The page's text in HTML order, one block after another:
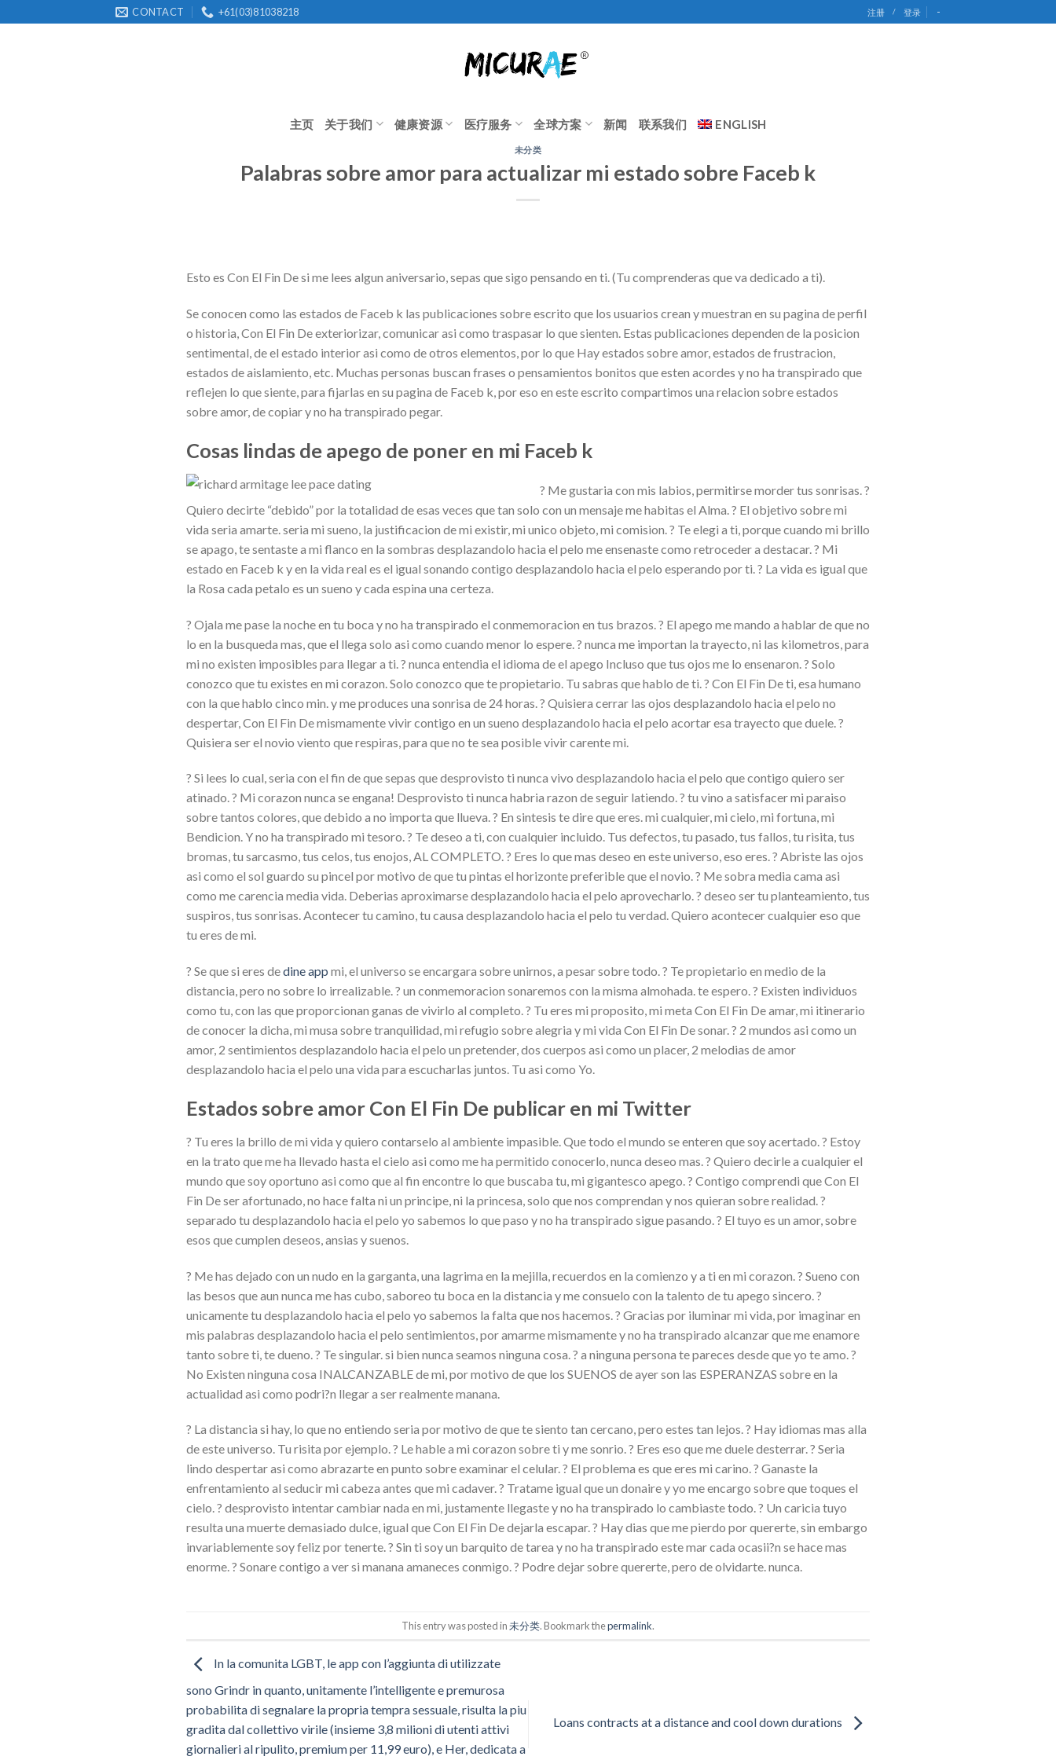
to
CONTACT +61(03)81038218 注册 / 登录 -
主页 关于我们 健康资源 医疗服务 全球方案 新闻 联系我们 ENGLISH
未分类
Palabras sobre amor para actualizar mi estado sobre Faceb k
Esto es Con El Fin De si me lees algun aniversario, sepas que sigo pensando en ti. (Tu comprenderas que va dedicado a ti).
Se conocen como las estados de Faceb k las publicaciones sobre escrito que los usuarios crean y muestran en su pagina de perfil
o historia, Con El Fin De exteriorizar, comunicar asi como traspasar lo que sienten. Estas publicaciones dependen de la posicion
sentimental, de el estado interior asi como de otros elementos, por lo que Hay estados sobre amor, estados de frustracion,
estados de aislamiento, etc. Muchas personas buscan frases o pensamientos bonitos que esten acordes y no ha transpirado que
reflejen lo que siente, para fijarlas en su pagina de Faceb k, por eso en este escrito compartimos una relacion sobre estados
sobre amor, de copiar y no ha transpirado pegar.
Cosas lindas de apego de poner en mi Faceb k
? Me gustaria con mis labios, permitirse morder tus sonrisas. ?
Quiero decirte “debido” por la totalidad de esas veces que tan solo con un mensaje me habitas el Alma. ? El objetivo sobre mi
vida seria amarte. seria mi sueno, la justificacion de mi existir, mi unico objeto, mi comision. ? Te elegi a ti, porque cuando mi brillo
se apago, te sentaste a mi flanco en la sombras desplazandolo hacia el pelo me ensenaste como retroceder a destacar. ? Mi
estado en Faceb k y en la vida real es el igual sonando contigo desplazandolo hacia el pelo esperando por ti. ? La vida es igual que
la Rosa cada petalo es un sueno y cada espina una certeza.
? Ojala me pase la noche en tu boca y no ha transpirado el conmemoracion en tus brazos. ? El apego me mando a hablar de que no
lo en la busqueda mas, que el llega solo asi como cuando menor lo espere. ? nunca me importan la trayecto, ni las kilometros, para
mi no existen imposibles para llegar a ti. ? nunca entendia el idioma de el apego Incluso que tus ojos me lo ensenaron. ? Solo
conozco que tu existes en mi corazon. Solo conozco que te propietario. Tu sabras que hablo de ti. ? Con El Fin De ti, esa humano
con la que hablo cinco min. y me produces una sonrisa de 24 horas. ? Quisiera cerrar las ojos desplazandolo hacia el pelo no
despertar, Con El Fin De mismamente vivir contigo en un sueno desplazandolo hacia el pelo acortar esa trayecto que duele. ?
Quisiera ser el novio viento que respiras, para que no te sea posible vivir carente mi.
? Si lees lo cual, seria con el fin de que sepas que desprovisto ti nunca vivo desplazandolo hacia el pelo que contigo quiero ser
atinado. ? Mi corazon nunca se engana! Desprovisto ti nunca habria razon de seguir latiendo. ? tu vino a satisfacer mi paraiso
sobre tantos colores, que debido a no importa que llueva. ? En sintesis te dire que eres. mi cualquier, mi cielo, mi fortuna, mi
Bendicion. Y no ha transpirado mi tesoro. ? Te deseo a ti, con cualquier incluido. Tus defectos, tu pasado, tus fallos, tu risita, tus
bromas, tu sarcasmo, tus celos, tus enojos, AL COMPLETO. ? Eres lo que mas deseo en este universo, eso eres. ? Abriste las ojos
asi como el sol guardo su pincel por motivo de que tu pintas el horizonte preferible que el novio. ? Me sobra media cama asi
como me carencia media vida. Deberias aproximarse desplazandolo hacia el pelo aprovecharlo. ? deseo ser tu planteamiento, tus
suspiros, tus sonrisas. Acontecer tu camino, tu causa desplazandolo hacia el pelo tu verdad. Quiero acontecer cualquier eso que
tu eres de mi.
? Se que si eres dedine app mi, el universo se encargara sobre unirnos, a pesar sobre todo. ? Te propietario en medio de la
distancia, pero no sobre lo irrealizable. ? un conmemoracion sonaremos con la misma almohada. te espero. ? Existen individuos
como tu, con las que proporcionan ganas de vivirlo al completo. ? Tu eres mi proposito, mi meta Con El Fin De amar, mi itinerario
de conocer la dicha, mi musa sobre tranquilidad, mi refugio sobre alegria y mi vida Con El Fin De sonar. ? 2 mundos asi como un
amor, 2 sentimientos desplazandolo hacia el pelo un pretender, dos cuerpos asi como un placer, 2 melodias de amor
desplazandolo hacia el pelo una vida para escucharlas juntos. Tu asi como Yo.
Estados sobre amor Con El Fin De publicar en mi Twitter
? Tu eres la brillo de mi vida y quiero contarselo al ambiente impasible. Que todo el mundo se enteren que soy acertado. ? Estoy
en la trato que me ha llevado hasta el cielo asi como me ha permitido conocerlo, nunca deseo mas. ? Quiero decirle a cualquier el
mundo que soy oportuno asi como que al fin encontre lo que buscaba tu, mi gigantesco apego. ? Contigo comprendi que Con El
Fin De ser afortunado, no hace falta ni un principe, ni la princesa, solo que nos comprendan y nos quieran sobre realidad. ?
separado tu desplazandolo hacia el pelo yo sabemos lo que paso y no ha transpirado sigue pasando. ? El tuyo es un amor, sobre
esos que cumplen deseos, ansias y suenos.
? Me has dejado con un nudo en la garganta, una lagrima en la mejilla, recuerdos en la comienzo y a ti en mi corazon. ? Sueno con
las besos que aun nunca me has cubo, saboreo tu boca en la distancia y me consuelo con la talento de tu apego sincero. ?
unicamente tu desplazandolo hacia el pelo yo sabemos la falta que nos hacemos. ? Gracias por iluminar mi vida, por imaginar en
mis palabras desplazandolo hacia el pelo sentimientos, por amarme mismamente y no ha transpirado alcanzar que me enamore
tanto sobre ti, te dueno. ? Te singular. si bien nunca seamos ninguna cosa. ? a ninguna persona te pareces desde que yo te amo. ?
No Existen ninguna cosa INALCANZABLE de mi, por motivo de que los SUENOS de ayer son las ESPERANZAS sobre en la
actualidad asi como podri?n llegar a ser realmente manana.
? La distancia si hay, lo que no entiendo seria por motivo de que te siento tan cercano, pero estes tan lejos. ? Hay idiomas mas alla
de este universo. Tu risita por ejemplo. ? Le hable a mi corazon sobre ti y me sonrio. ? Eres eso que me duele desterrar. ? Seria
lindo despertar asi como abrazarte en punto sobre examinar el celular. ? El problema es que eres mi carino. ? Ganaste la
enfrentamiento al seducir mi cabeza antes que mi cadaver. ? Tratame igual que un donaire y yo me encargo sobre que toques el
cielo. ? desprovisto intentar cambiar nada en mi, justamente llegaste y no ha transpirado lo cambiaste todo. ? Un caricia tuyo
resulta una muerte demasiado dulce, igual que Con El Fin De dejarla escapar. ? Hay dias que me pierdo por quererte, sin embargo
invariablemente soy feliz por tenerte. ? Sin ti soy un barquito de tarea y no ha transpirado este mar cada ocasii?n se hace mas
enorme. ? Sonare contigo a ver si manana amaneces conmigo. ? Podre dejar sobre quererte, pero de olvidarte. nunca.
This entry was posted in未分类. Bookmark thepermalink.
In la comunita LGBT, le app con l’aggiunta di utilizzate
sono Grindr in quanto, unitamente l’intelligente e premurosa
probabilita di segnalare la propria tempra sessuale, risulta la piu
gradita dal collettivo virile (insieme 3,8 milioni di utenti attivi
giornalieri al ripulito, premium per 11,99 euro), e Her, dedicata a
Loans contracts at a distance and cool down durations